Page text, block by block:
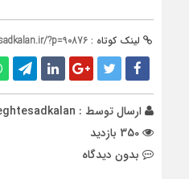
لینک کوتاه : ?p=90876
ارسال توسط :
بدون دیدگاه